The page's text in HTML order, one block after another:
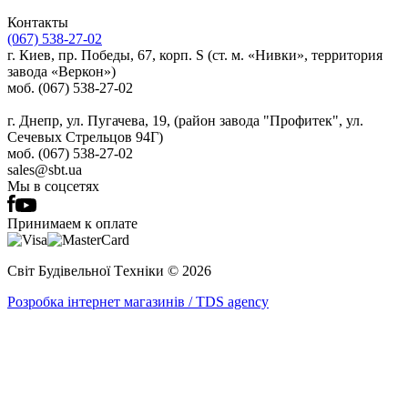
Контакты
(067) 538-27-02
г. Киев, пр. Победы, 67, корп. S (ст. м. «Нивки», территория
завода «Веркон»)
моб. (067) 538-27-02
г. Днепр, ул. Пугачева, 19, (район завода "Профитек", ул.
Сечевых Стрельцов 94Г)
моб. (067) 538-27-02
sales@sbt.ua
Мы в соцсетях
Принимаем к оплате
Світ Будівельної Tехніки © 2026
Розробка інтернет магазинів / TDS agency